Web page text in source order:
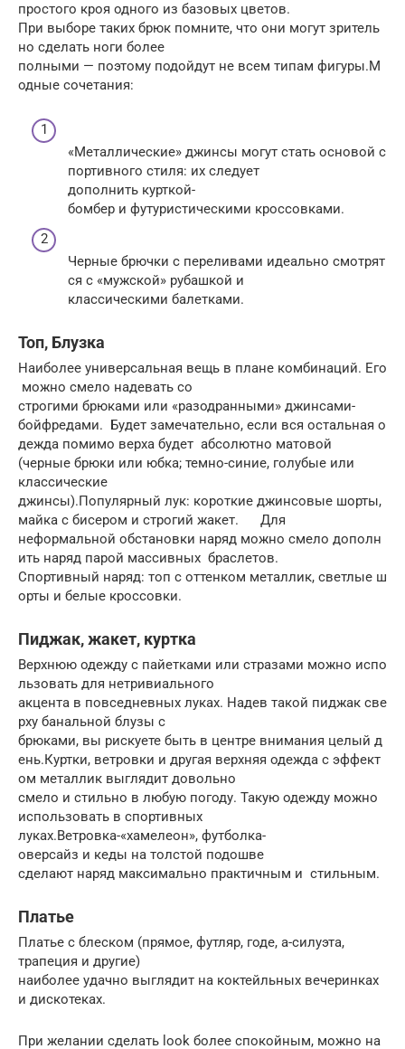
простого кроя одного из базовых цветов.
При выборе таких брюк помните, что они могут зритель
но сделать ноги более
полными — поэтому подойдут не всем типам фигуры.М
одные сочетания:
«Металлические» джинсы могут стать основой с
портивного стиля: их следует
дополнить курткой-
бомбер и футуристическими кроссовками.
Черные брючки с переливами идеально смотрят
ся с «мужской» рубашкой и
классическими балетками.
Топ, Блузка
Наиболее универсальная вещь в плане комбинаций. Его
можно смело надевать со
строгими брюками или «разодранными» джинсами-
бойфредами. Будет замечательно, если вся остальная о
дежда помимо верха будет абсолютно матовой
(черные брюки или юбка; темно-синие, голубые или
классические
джинсы).Популярный лук: короткие джинсовые шорты,
майка с бисером и строгий жакет. Для
неформальной обстановки наряд можно смело дополн
ить наряд парой массивных браслетов.
Спортивный наряд: топ с оттенком металлик, светлые ш
орты и белые кроссовки.
Пиджак, жакет, куртка
Верхнюю одежду с пайетками или стразами можно испо
льзовать для нетривиального
акцента в повседневных луках. Надев такой пиджак све
рху банальной блузы с
брюками, вы рискуете быть в центре внимания целый д
ень.Куртки, ветровки и другая верхняя одежда с эффект
ом металлик выглядит довольно
смело и стильно в любую погоду. Такую одежду можно
использовать в спортивных
луках.Ветровка-«хамелеон», футболка-
оверсайз и кеды на толстой подошве
сделают наряд максимально практичным и стильным.
Платье
Платье с блеском (прямое, футляр, годе, а-силуэта,
трапеция и другие)
наиболее удачно выглядит на коктейльных вечеринках
и дискотеках.
При желании сделать look более спокойным, можно на